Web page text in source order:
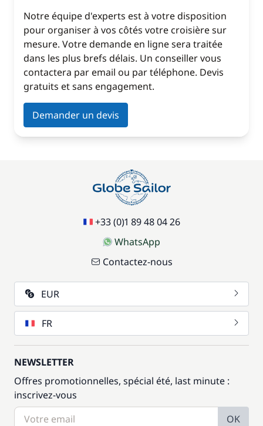
Notre équipe d'experts est à votre disposition
pour organiser à vos côtés votre croisière sur
mesure. Votre demande en ligne sera traitée
dans les plus brefs délais. Un conseiller vous
contactera par email ou par téléphone. Devis
gratuits et sans engagement.
Demander un devis
+33 (0)1 89 48 04 26
WhatsApp
Contactez-nous
EUR
FR
NEWSLETTER
Offres promotionnelles, spécial été, last minute :
inscrivez-vous
OK